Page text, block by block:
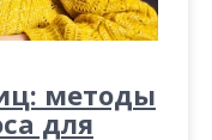
методы
для